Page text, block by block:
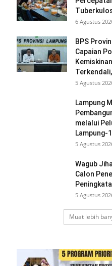
6 Agustus
BPS
Capaian
5 Agustus
Lampung
melalui
Lampung-
5 Agustus
Wagub
Calon
5 Agustus
Muat lebih